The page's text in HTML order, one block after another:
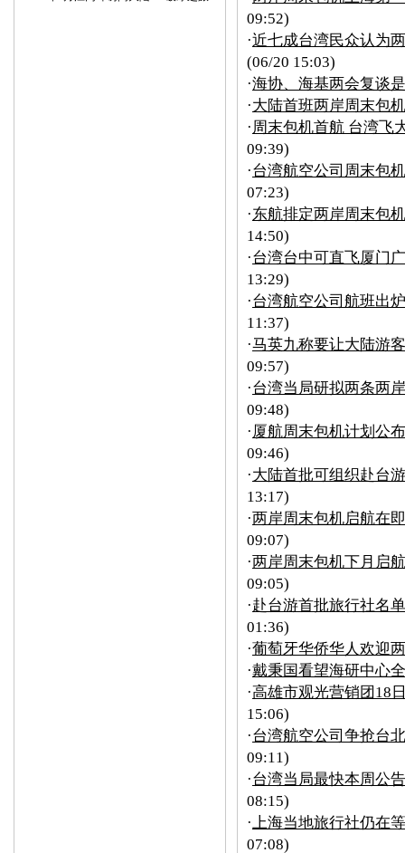
09:52)
·近七成台湾民众认为
(06/20 15:03)
·海协、海基两会复谈
·大陆首班两岸周末包
· 周末包机首航 台湾飞
09:39)
·台湾航空公司周末包
07:23)
·东航排定两岸周末包
14:50)
·台湾台中可直飞厦门
13:29)
·台湾航空公司航班出
11:37)
·马英九称要让大陆游
09:57)
·台湾当局研拟两条两
09:48)
·厦航周末包机计划公
09:46)
·大陆首批可组织赴台
13:17)
·两岸周末包机启航在
09:07)
·两岸周末包机下月启
09:05)
·赴台游首批旅行社名
01:36)
·葡萄牙华侨华人欢迎
·戴秉国看望海研中心
·高雄市观光营销团18
15:06)
·台湾航空公司争抢台
09:11)
·台湾当局最快本周公
08:15)
·上海当地旅行社仍在
07:08)